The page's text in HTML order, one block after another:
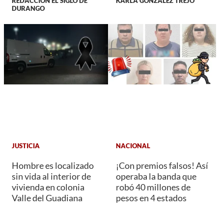
DURANGO
JUSTICIA
Hombre es localizado
sin vida al interior de
vivienda en colonia
Valle del Guadiana
NACIONAL
¡Con premios falsos! Así
operaba la banda que
robó 40 millones de
pesos en 4 estados